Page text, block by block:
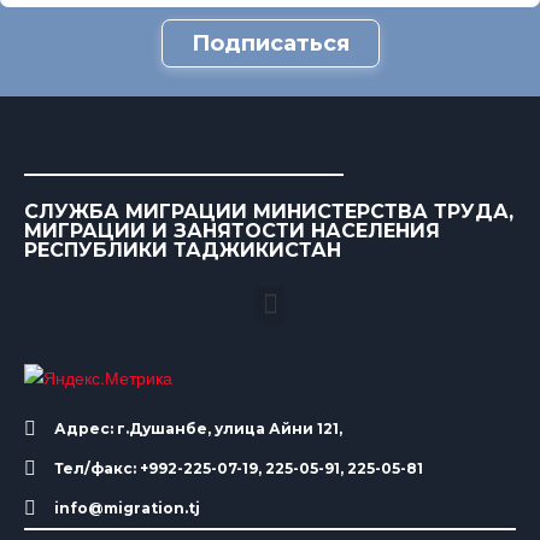
Подписаться
СЛУЖБА МИГРАЦИИ МИНИСТЕРСТВА ТРУДА,
МИГРАЦИИ И ЗАНЯТОСТИ НАСЕЛЕНИЯ
РЕСПУБЛИКИ ТАДЖИКИСТАН
Адрес: г.Душанбе, улица Айни 121,
Тел/факс: +992-225-07-19, 225-05-91, 225-05-81
info@migration.tj